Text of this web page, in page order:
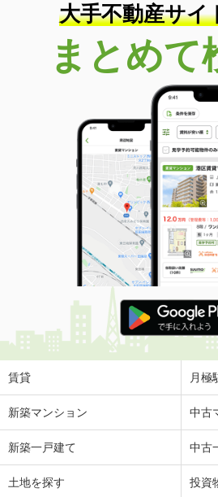
大手不動産サイ
まとめて
賃貸 月極
新築マンション 中古
新築一戸建て 中古
土地を探す 投資